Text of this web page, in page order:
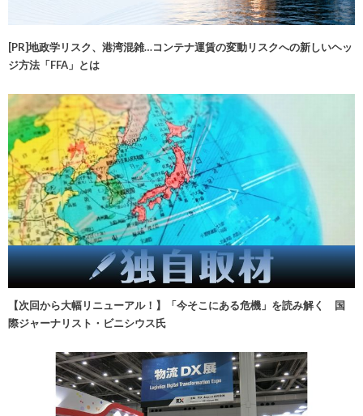
[PR]地政学リスク、港湾混雑…コンテナ運賃の変動リスクへの新しいヘッ
ジ方法「FFA」とは
【次回から大幅リニューアル！】「今そこにある危機」を読み解く 国
際ジャーナリスト・ビニシウス氏